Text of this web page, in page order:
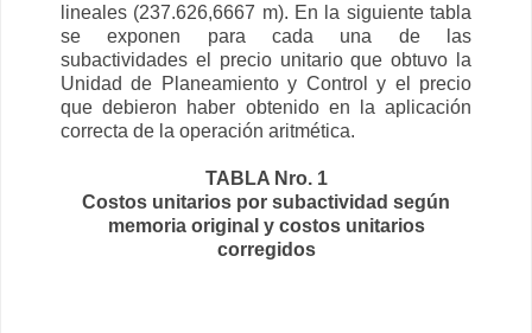
lineales (237.626,6667 m). En la siguiente tabla
se exponen para cada una de las
subactividades el precio unitario que obtuvo la
Unidad de Planeamiento y Control y el precio
que debieron haber obtenido en la aplicación
correcta de la operación aritmética.
TABLA Nro. 1
Costos unitarios por subactividad según
memoria original y costos unitarios
corregidos